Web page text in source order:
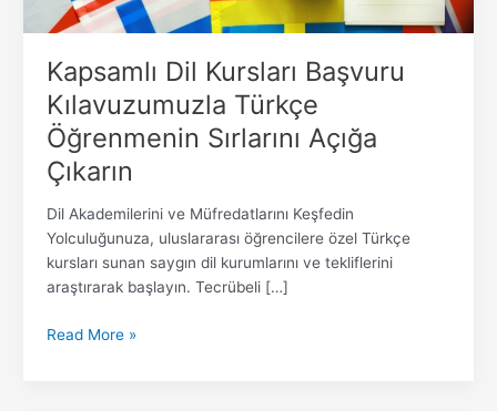
Kapsamlı Dil Kursları Başvuru
Kılavuzumuzla Türkçe
Öğrenmenin Sırlarını Açığa
Çıkarın
Dil Akademilerini ve Müfredatlarını Keşfedin
Yolculuğunuza, uluslararası öğrencilere özel Türkçe
kursları sunan saygın dil kurumlarını ve tekliflerini
araştırarak başlayın. Tecrübeli […]
Çıkarın
Read More »